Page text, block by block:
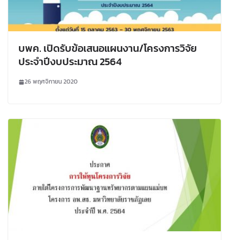
บพค. เปิดรับข้อเสนอแผนงาน/โครงการวิจัย
ประจำปีงบประมาณ 2564
26 พฤศจิกายน 2020